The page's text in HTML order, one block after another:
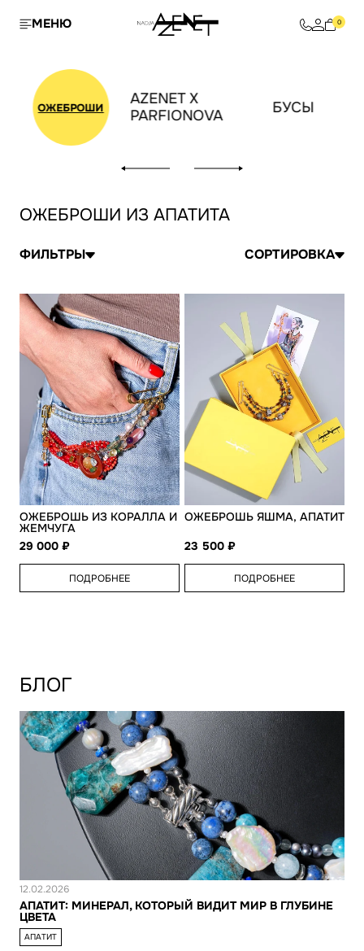
МЕНЮ 0
ОЖЕБРОШИ
AZENET X
PARFIONOVA
БУСЫ
ОЖЕБРОШИ ИЗ АПАТИТА
ФИЛЬТРЫ СОРТИРОВКА
ОЖЕБРОШЬ ИЗ КОРАЛЛА И
ЖЕМЧУГА
29 000
ПОДРОБНЕЕ
ОЖЕБРОШЬ ЯШМА, АПАТИТ
23 500
ПОДРОБНЕЕ
БЛОГ
Новость
12.02.2026
АПАТИТ: МИНЕРАЛ, КОТОРЫЙ ВИДИТ МИР В ГЛУБИНЕ
ЦВЕТА
АПАТИТ